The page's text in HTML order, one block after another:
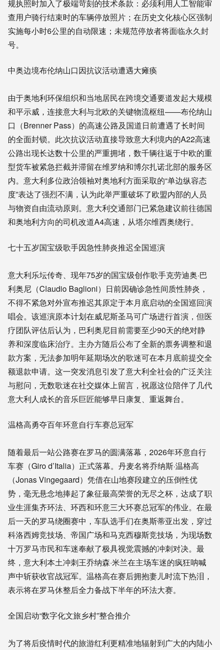
规执照时加入了极端苛刻的技术条款：必须利用人工智能审
查用户骑行结束时的车辆停放照片；在历史文化核心区强制
实施每小时6公里的自动限速；未规范停放者将面临永久封
号。
中奥边境布伦纳山口因抗议活动遭遇大瘫痪
由于奥地利环保组织和当地居民在跨境交通要道发起大规模
和平示威，连接意大利与北欧的关键物流枢纽——布伦纳山
口（Brenner Pass）的高速公路及国道日前遭遇了长时间
的全面封锁。此次抗议活动直接导致意大利境内的A22高速
公路出现长达数十公里的严重拥堵，数千辆往返于中欧的重
型货车被紧急拦截并滞留在维罗纳和博尔扎诺北部的服务区
内。意大利多位政治领袖对奥地利方面采取的“单边纵容态
度”表达了强烈不满，认为此举严重破坏了欧盟内部的人员
与物资自由流动原则。意大利交通部门已紧急建议前往德国
和奥地利方向的司机改道A4高速，从塔尔维西奥绕行。
七十五岁国宝级歌手因急性肺炎推迟全国巡演
意大利乐坛传奇、现年75岁的国宝级创作歌手克劳迪奥·巴
利奥尼（Claudio Baglioni）日前因确诊急性间质性肺炎，
不得不紧急对外宣布推迟其原定于本月底启动的全国巡回演
唱会。该巡演原本计划在威尼斯圣马可广场进行首演，但医
疗团队评估后认为，巴利奥尼目前需要至少90天的绝对静
养和深度临床治疗。主办方随后公布了全新的票务调整和退
款方案，无法参加明年延期场次的歌迷可在本月底前提交全
额退款申请。这一突发消息引发了意大利全社会的广泛关注
与慰问，无数歌迷在社交媒体上留言，祝愿这位陪伴了几代
意大利人成长的音乐巨匠能够早日康复、重返舞台。
温格高勇夺百年环意自行车赛总冠军
随着最后一站公路赛在罗马的圆满落幕，2026年环意自行
车赛（Giro d’Italia）正式落幕。丹麦名将乔纳斯·温格高
（Jonas Vingegaard）凭借在山地赛段建立的压倒性优
势，毫无悬念地捧起了象征最高荣誉的无尽之杯，达成了职
业生涯集齐环法、环西和环意三大环赛总冠军的伟业。在最
后一天的罗马绕圈赛中，车队选手们在奥斯蒂亚出发，穿过
科洛西姆竞技场、帝国广场和马克西穆斯竞技场，为现场数
十万罗马市民和车迷奉献了极具视觉震撼的冲刺对决。最
终，意大利本土冲刺王乔纳森·米兰在主场车迷的疯狂呐喊
声中斩获收官战冠军。温格高在赛后拥抱妻儿时流下热泪，
表示将在罗马休整后全力备战下半年的环法大赛。
全国启动“数字化文旅乡村”整合推介
为了将后疫情时代的旅游红利更精准地辐射到广大的内陆小